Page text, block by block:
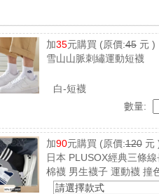
加35元購買 (原價:45元 )
雪山山脈刺繡運動短襪
白-短襪
數量:
加90元購買 (原價:120元
日本 PLUSOX經典三條
棉襪 男生襪子 運動襪 撞
襪 吸汗 防臭
請選擇款式